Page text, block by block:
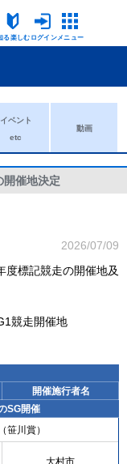
る楽しむ ログインメニュー
イベント
etc
動画
開催地決定
2026/07/09
度標記競走の開催地及
競走開催地
開催施行者名
SG開催
笹川賞）
大村市